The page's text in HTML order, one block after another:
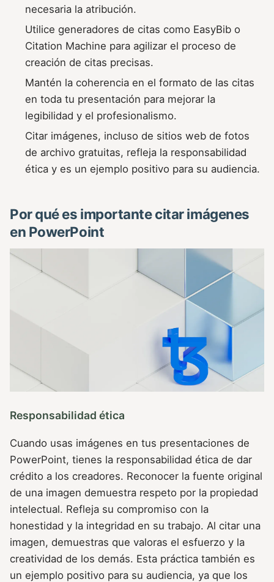
necesaria la atribución.
Utilice generadores de citas como EasyBib o
Citation Machine para agilizar el proceso de
creación de citas precisas.
Mantén la coherencia en el formato de las citas
en toda tu presentación para mejorar la
legibilidad y el profesionalismo.
Citar imágenes, incluso de sitios web de fotos
de archivo gratuitas, refleja la responsabilidad
ética y es un ejemplo positivo para su audiencia.
Por qué es importante citar imágenes
en PowerPoint
Responsabilidad ética
Cuando usas imágenes en tus presentaciones de
PowerPoint, tienes la responsabilidad ética de dar
crédito a los creadores. Reconocer la fuente original
de una imagen demuestra respeto por la propiedad
intelectual. Refleja su compromiso con la
honestidad y la integridad en su trabajo. Al citar una
imagen, demuestras que valoras el esfuerzo y la
creatividad de los demás. Esta práctica también es
un ejemplo positivo para su audiencia, ya que los